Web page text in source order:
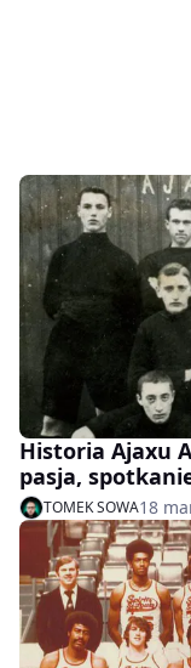
Historia Ajaxu
pasja,
TOMEK SOWA18